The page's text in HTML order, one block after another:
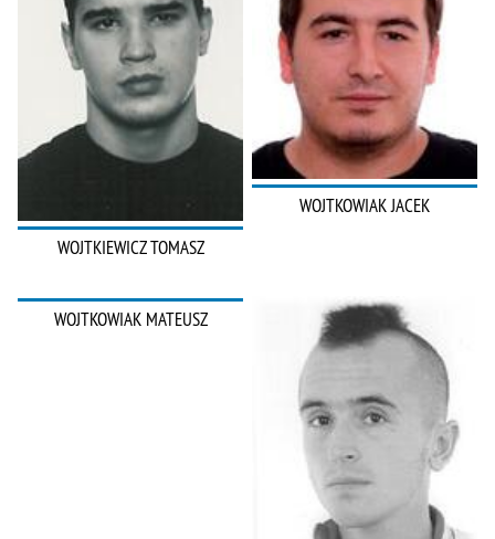
WOJTKIEWICZ TOMASZ
WOJTKOWIAK JACEK
WOJTKOWIAK MATEUSZ